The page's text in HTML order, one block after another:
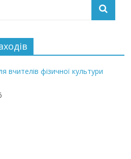
вчителів фізичної культури